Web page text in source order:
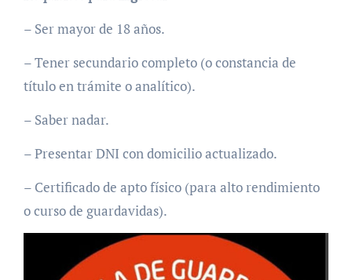
– Ser mayor de 18 años.
– Tener secundario completo (o constancia de
título en trámite o analítico).
– Saber nadar.
– Presentar DNI con domicilio actualizado.
– Certificado de apto físico (para alto rendimiento
o curso de guardavidas).